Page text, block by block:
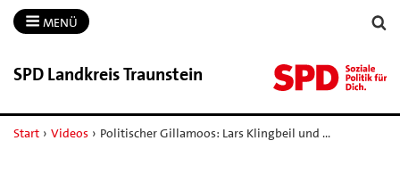
MENÜ
SPD Landkreis Traunstein
Start › Videos › Politischer Gillamoos: Lars Klingbeil und …